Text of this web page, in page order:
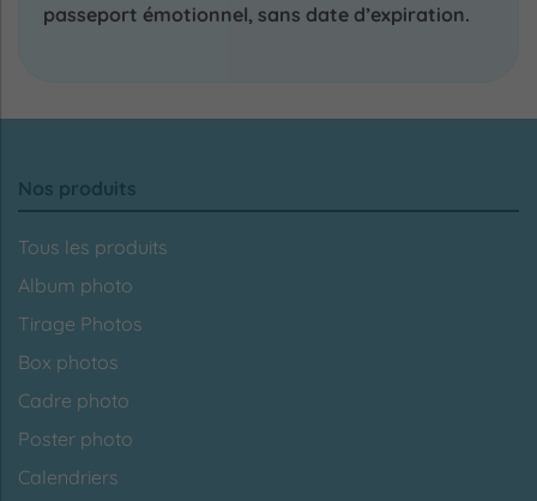
passeport émotionnel, sans date d’expiration.
Nos produits
Tous les produits
Album photo
Tirage Photos
Box photos
Cadre photo
Poster photo
Calendriers